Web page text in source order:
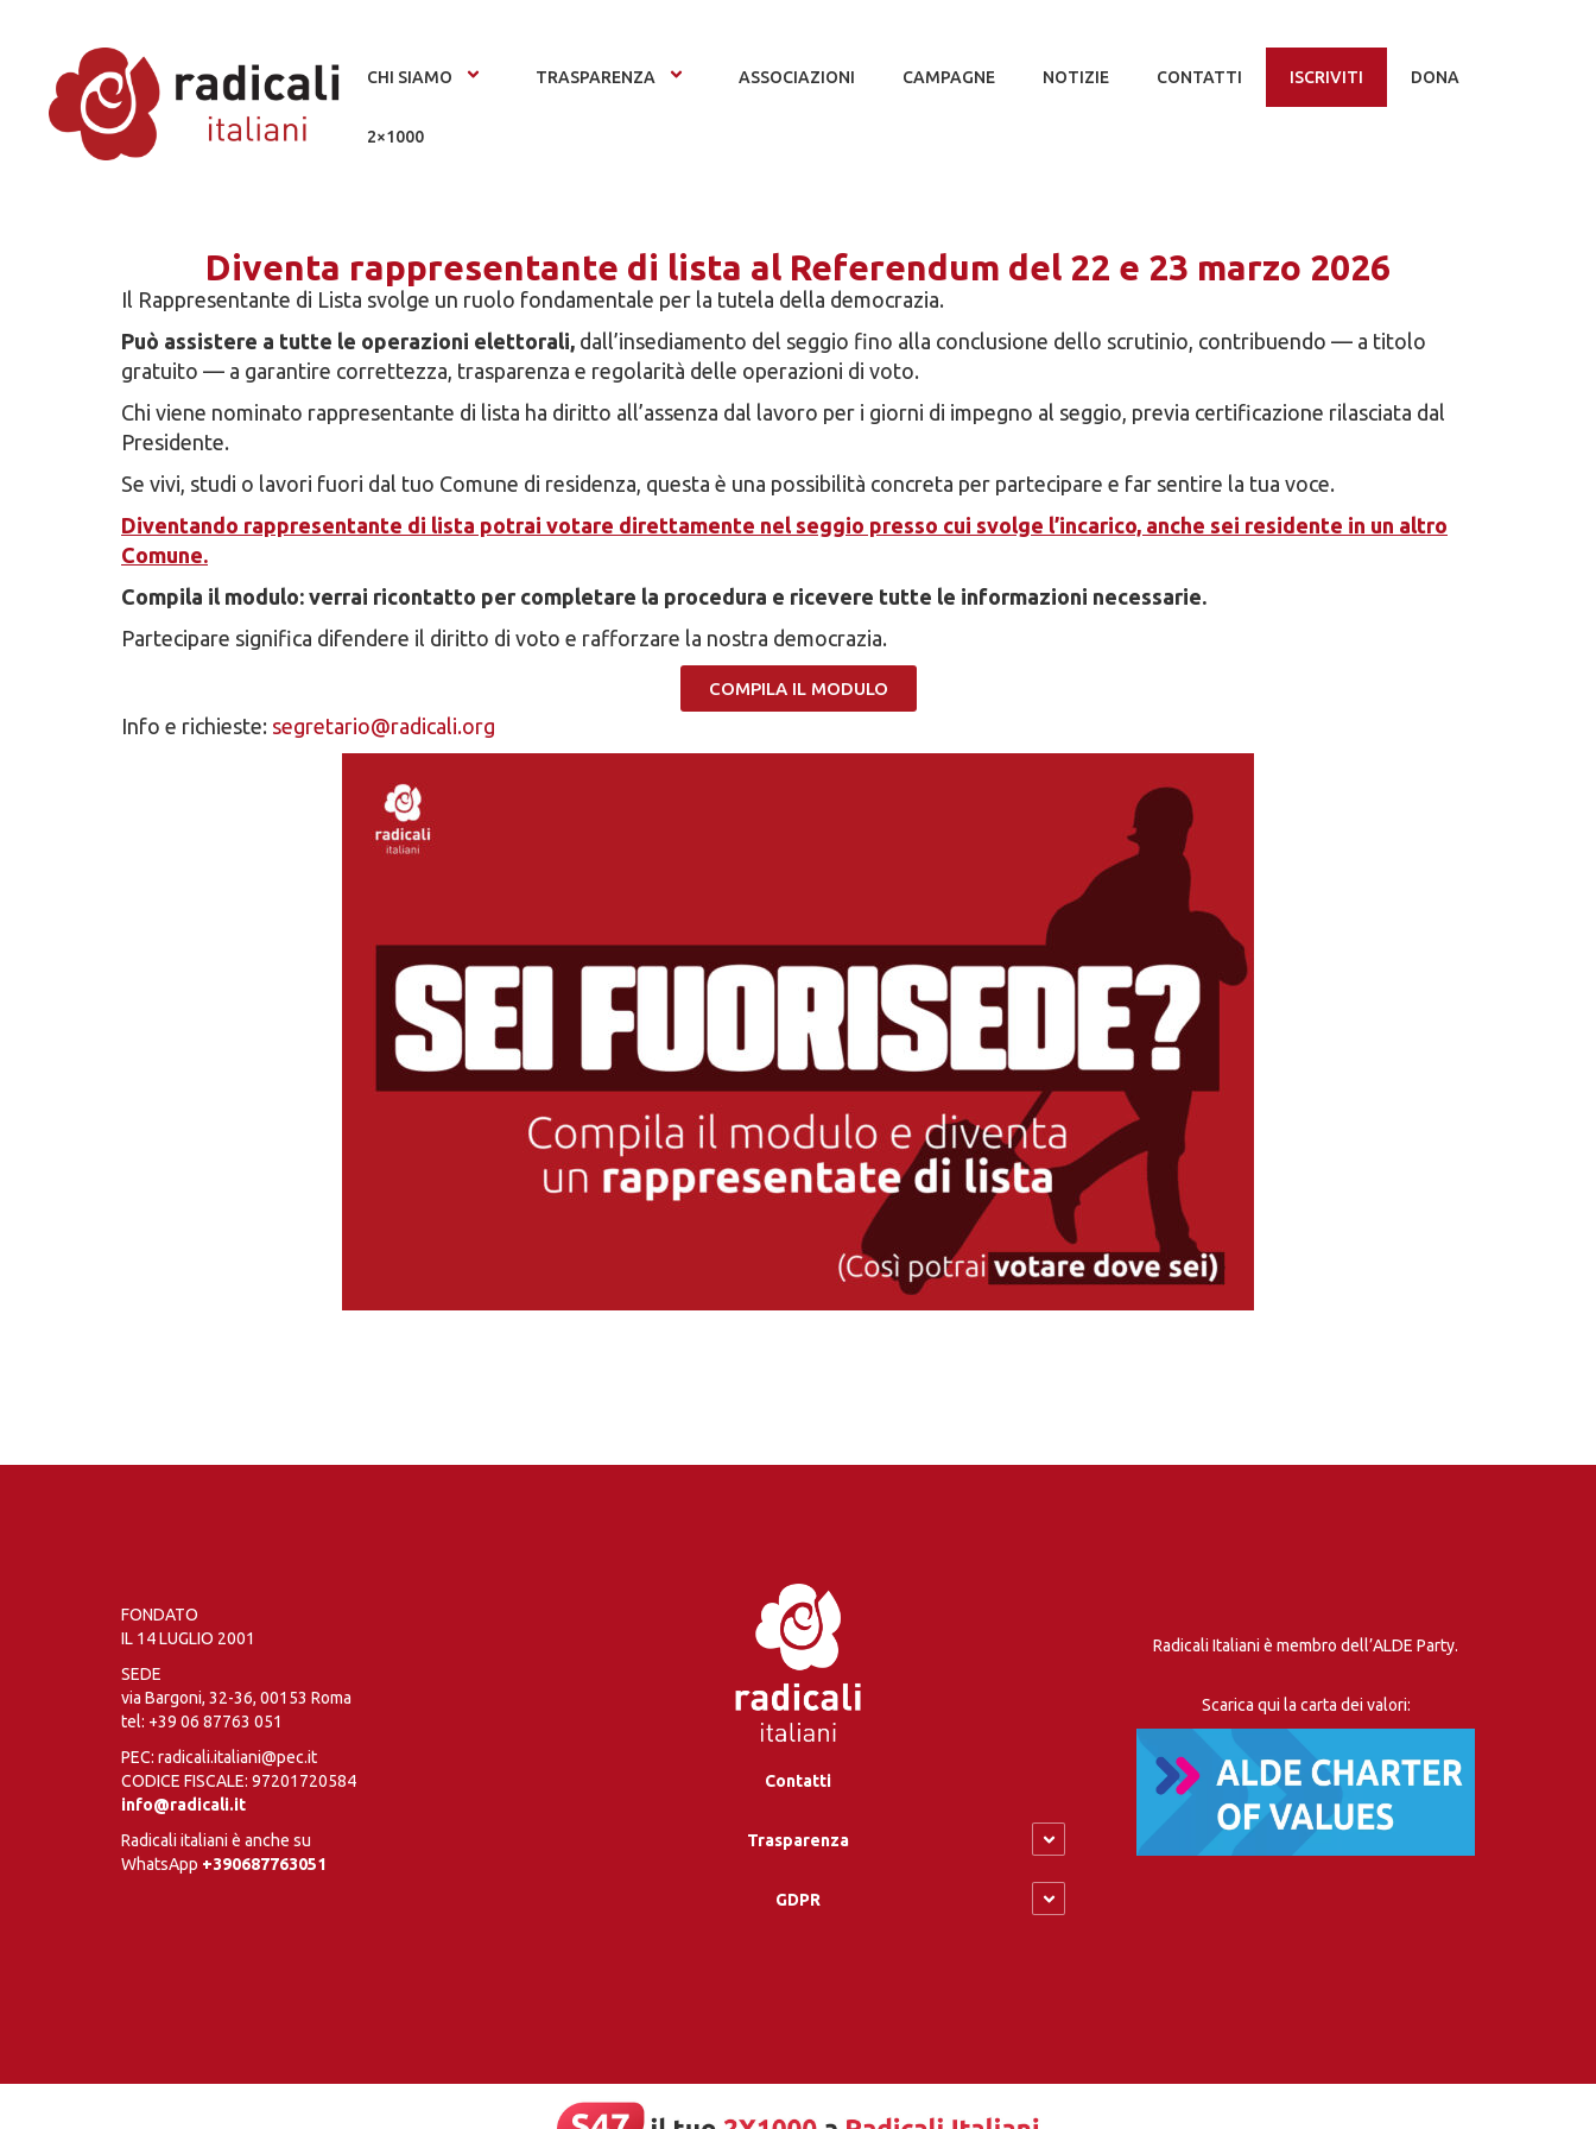
CHI SIAMO TRASPARENZA ASSOCIAZIONI CAMPAGNE NOTIZIE CONTATTI ISCRIVITI DONA
2×1000
Diventa rappresentante di lista al Referendum del 22 e 23 marzo 2026
Il Rappresentante di Lista svolge un ruolo fondamentale per la tutela della democrazia.
Può assistere a tutte le operazioni elettorali, dall’insediamento del seggio fino alla conclusione dello scrutinio, contribuendo — a titolo
gratuito — a garantire correttezza, trasparenza e regolarità delle operazioni di voto.
Chi viene nominato rappresentante di lista ha diritto all’assenza dal lavoro per i giorni di impegno al seggio, previa certificazione rilasciata dal
Presidente.
Se vivi, studi o lavori fuori dal tuo Comune di residenza, questa è una possibilità concreta per partecipare e far sentire la tua voce.
Diventando rappresentante di lista potrai votare direttamente nel seggio presso cui svolge l’incarico, anche sei residente in un altro
Comune.
Compila il modulo: verrai ricontatto per completare la procedura e ricevere tutte le informazioni necessarie.
Partecipare significa difendere il diritto di voto e rafforzare la nostra democrazia.
COMPILA IL MODULO
Info e richieste: segretario@radicali.org
FONDATO
IL 14 LUGLIO 2001
SEDE
via Bargoni, 32-36, 00153 Roma
tel: +39 06 87763 051
PEC: radicali.italiani@pec.it
CODICE FISCALE: 97201720584
info@radicali.it
Radicali italiani è anche su
WhatsApp +390687763051
Contatti
Trasparenza
GDPR
Radicali Italiani è membro dell’ALDE Party.
Scarica qui la carta dei valori: